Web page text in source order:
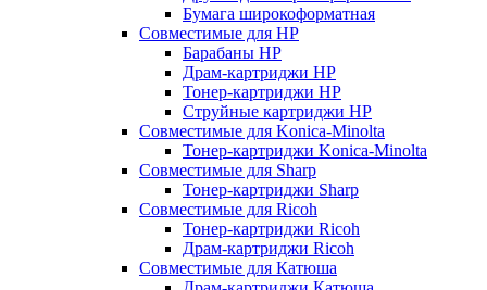
Бумага широкоформатная
Совместимые для HP
Барабаны HP
Драм-картриджи HP
Тонер-картриджи HP
Струйные картриджи HP
Совместимые для Konica-Minolta
Тонер-картриджи Konica-Minolta
Совместимые для Sharp
Тонер-картриджи Sharp
Совместимые для Ricoh
Тонер-картриджи Ricoh
Драм-картриджи Ricoh
Совместимые для Катюша